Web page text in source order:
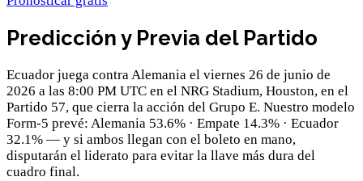
Predicción y Previa del Partido
Ecuador juega contra Alemania el viernes 26 de junio de
2026 a las 8:00 PM UTC en el NRG Stadium, Houston, en el
Partido 57, que cierra la acción del Grupo E. Nuestro modelo
Form-5 prevé: Alemania 53.6% · Empate 14.3% · Ecuador
32.1% — y si ambos llegan con el boleto en mano,
disputarán el liderato para evitar la llave más dura del
cuadro final.